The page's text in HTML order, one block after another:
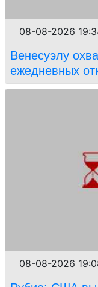
08-08-2026
Венесуэлу
ежедневных
08-08-2026